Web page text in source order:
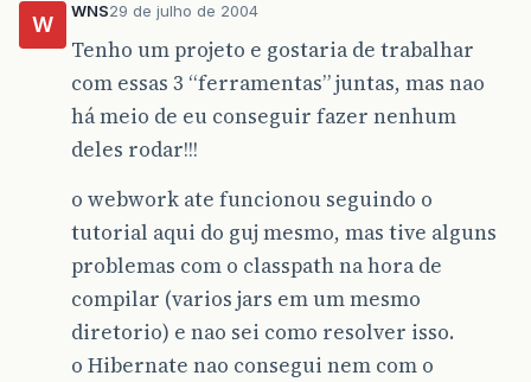
W
WNS29 de julho de 2004
Tenho um projeto e gostaria de trabalhar
com essas 3 “ferramentas” juntas, mas nao
há meio de eu conseguir fazer nenhum
deles rodar!!!
o webwork ate funcionou seguindo o
tutorial aqui do guj mesmo, mas tive alguns
problemas com o classpath na hora de
compilar (varios jars em um mesmo
diretorio) e nao sei como resolver isso.
o Hibernate nao consegui nem com o